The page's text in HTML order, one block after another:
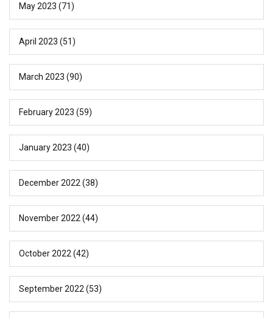
May 2023 (71)
April 2023 (51)
March 2023 (90)
February 2023 (59)
January 2023 (40)
December 2022 (38)
November 2022 (44)
October 2022 (42)
September 2022 (53)